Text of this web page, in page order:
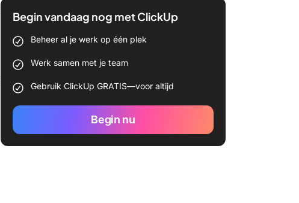
Begin vandaag nog met ClickUp
Beheer al je werk op één plek
Werk samen met je team
Gebruik ClickUp GRATIS—voor altijd
Begin nu